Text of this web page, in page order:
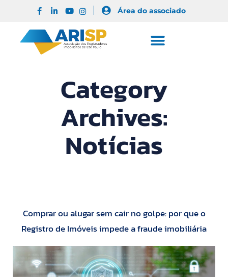
Área do associado
Category
Archives:
Notícias
Comprar ou alugar sem cair no golpe: por que o
Registro de Imóveis impede a fraude imobiliária